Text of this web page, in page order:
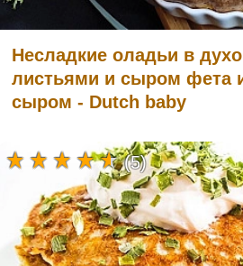
Несладкие оладьи в
листьями и сыром фета
сыром - Dutch baby
(5)